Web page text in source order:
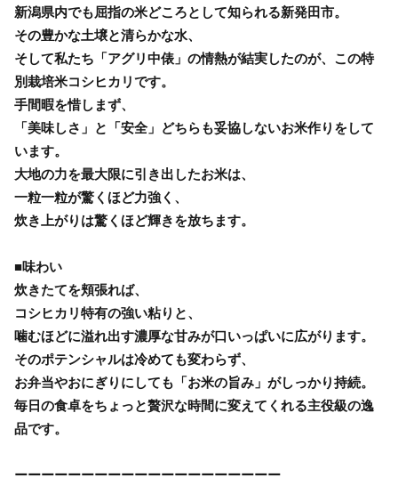
新潟県内でも屈指の米どころとして知られる新発田市。
その豊かな土壌と清らかな水、
そして私たち「アグリ中俵」の情熱が結実したのが、この特
別栽培米コシヒカリです。
手間暇を惜しまず、
「美味しさ」と「安全」どちらも妥協しないお米作りをして
います。
大地の力を最大限に引き出したお米は、
一粒一粒が驚くほど力強く、
炊き上がりは驚くほど輝きを放ちます。
■味わい
炊きたてを頬張れば、
コシヒカリ特有の強い粘りと、
噛むほどに溢れ出す濃厚な甘みが口いっぱいに広がります。
そのポテンシャルは冷めても変わらず、
お弁当やおにぎりにしても「お米の旨み」がしっかり持続。
毎日の食卓をちょっと贅沢な時間に変えてくれる主役級の逸
品です。
ーーーーーーーーーーーーーーーーーーーー